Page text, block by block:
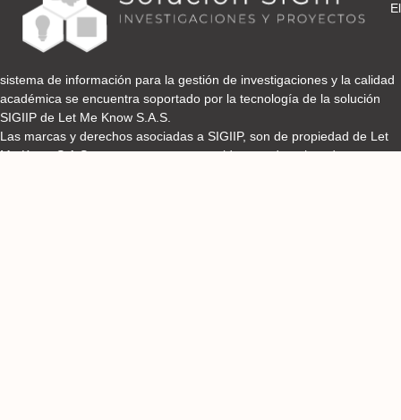
El
sistema de información para la gestión de investigaciones y la calidad
académica se encuentra soportado por la tecnología de la solución
SIGIIP de Let Me Know S.A.S.
Las marcas y derechos asociadas a SIGIIP, son de propiedad de Let
Me Know S.A.S y se encuentran protegidos por derechos de autor e